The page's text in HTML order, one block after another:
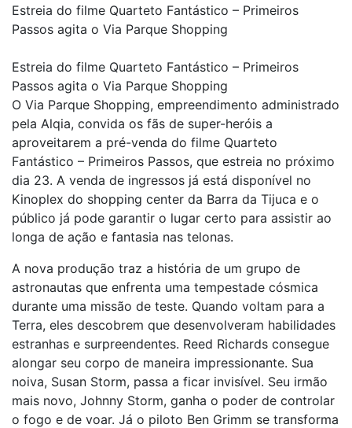
Estreia do filme Quarteto Fantástico – Primeiros
Passos agita o Via Parque Shopping
Estreia do filme Quarteto Fantástico – Primeiros
Passos agita o Via Parque Shopping
O Via Parque Shopping, empreendimento administrado
pela Alqia, convida os fãs de super-heróis a
aproveitarem a pré-venda do filme Quarteto
Fantástico – Primeiros Passos, que estreia no próximo
dia 23. A venda de ingressos já está disponível no
Kinoplex do shopping center da Barra da Tijuca e o
público já pode garantir o lugar certo para assistir ao
longa de ação e fantasia nas telonas.
A nova produção traz a história de um grupo de
astronautas que enfrenta uma tempestade cósmica
durante uma missão de teste. Quando voltam para a
Terra, eles descobrem que desenvolveram habilidades
estranhas e surpreendentes. Reed Richards consegue
alongar seu corpo de maneira impressionante. Sua
noiva, Susan Storm, passa a ficar invisível. Seu irmão
mais novo, Johnny Storm, ganha o poder de controlar
o fogo e de voar. Já o piloto Ben Grimm se transforma